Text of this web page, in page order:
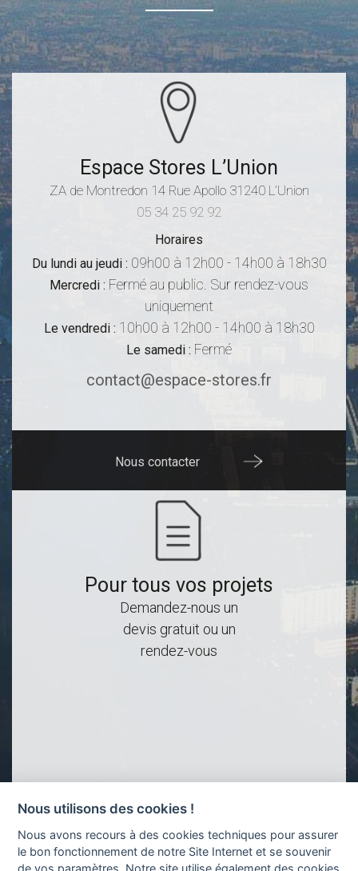
Espace Stores L’Union
ZA de Montredon 14 Rue Apollo 31240 L’Union
05 34 25 92 92
Horaires
Du lundi au jeudi : 09h00 à 12h00 - 14h00 à 18h30
Mercredi : Fermé au public. Sur rendez-vous
uniquement
Le vendredi : 10h00 à 12h00 - 14h00 à 18h30
Le samedi : Fermé
contact@espace-stores.fr
Nous contacter
Pour tous vos projets
Demandez-nous un
devis gratuit ou un
rendez-vous
Nous utilisons des cookies !
Nous avons recours à des cookies techniques pour assurer
le bon fonctionnement de notre Site Internet et se souvenir
de vos paramètres. Notre site utilise également des cookies